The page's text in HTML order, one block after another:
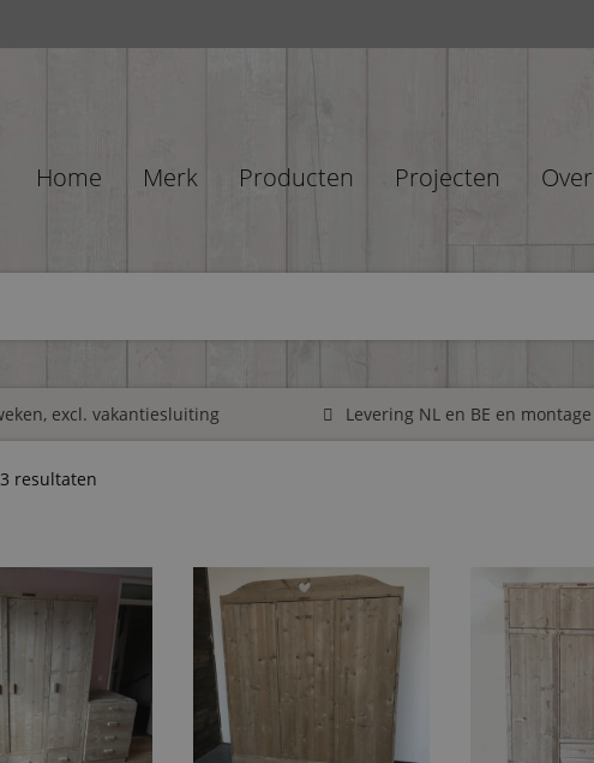
Home Merk Producten Projecten Over
excl. vakantiesluiting Levering NL en BE en montage
resultaten